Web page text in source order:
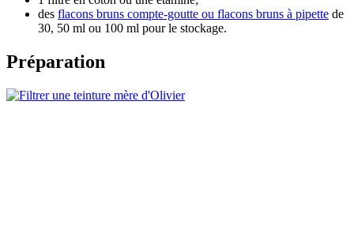
des flacons bruns compte-goutte ou flacons bruns à pipette de
30, 50 ml ou 100 ml pour le stockage.
Préparation